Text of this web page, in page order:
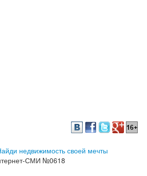
недвижимость своей мечты
СМИ №0618